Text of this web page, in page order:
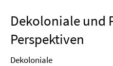
Dekoloniale und
Perspektiven
Dekoloniale